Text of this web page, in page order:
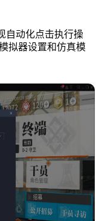
自动化点击执行操
拟器设置和仿真模